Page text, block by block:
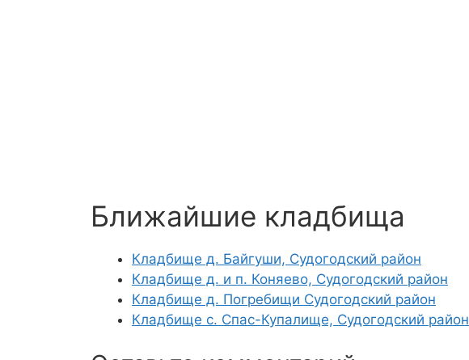
Ближайшие кладбища
Кладбище д. Байгуши, Судогодский район
Кладбище д. и п. Коняево, Судогодский район
Кладбище д. Погребищи Судогодский район
Кладбище с. Спас-Купалище, Судогодский район